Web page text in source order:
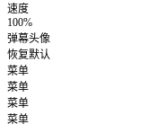
速度
100%
弹幕头像
恢复默认
菜单
菜单
菜单
菜单